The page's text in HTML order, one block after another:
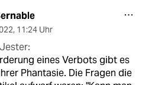
, 11:24 Uhr
eines Verbots gibt es
Phantasie. Die Fragen die